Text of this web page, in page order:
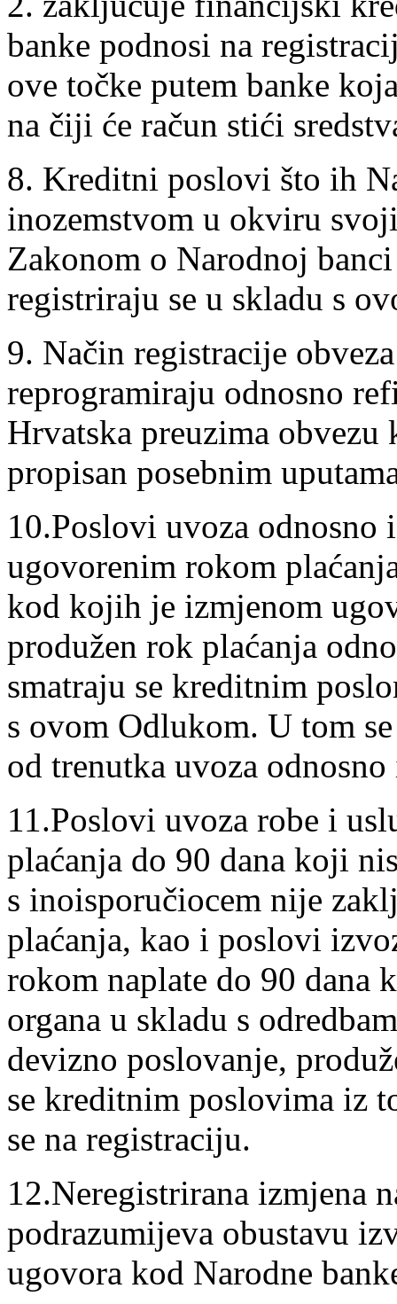
banke podnosi na
ove točke putem banke
na čiji će račun stići
8. Kreditni poslovi što ih
inozemstvom u okviru
Zakonom o Narodnoj
registriraju se u skladu s
9. Način registracije
reprogramiraju odnosno
Hrvatska preuzima
propisan posebnim
10.Poslovi uvoza odnosno
ugovorenim rokom
kod kojih je izmjenom
produžen rok plaćanja
smatraju se kreditnim
s ovom Odlukom. U tom
od trenutka uvoza
11.Poslovi uvoza robe i
plaćanja do 90 dana koji
s inoisporučiocem nije
plaćanja, kao i poslovi
rokom naplate do 90 dana
organa u skladu s
devizno poslovanje,
se kreditnim poslovima iz
se na registraciju.
12.Neregistrirana izmjena
podrazumijeva obustavu
ugovora kod Narodne